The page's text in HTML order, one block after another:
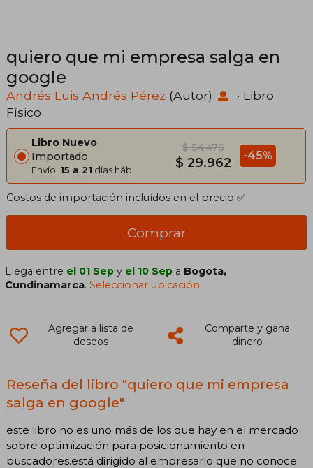
quiero que mi empresa salga en
google
Andrés Luis Andrés Pérez (Autor)
· · Libro
Físico
Libro Nuevo
Importado
Envío: 15 a 21 días háb.
$ 54.476
$ 29.962 -45%
Costos de importación incluídos en el precio ✅
Comprar
Llega entre el 01 Sep y el 10 Sep a Bogota,
Cundinamarca.Seleccionar ubicación
Agregar a lista de
deseos
Comparte y gana
dinero
Reseña del libro "quiero que mi empresa
salga en google"
este libro no es uno más de los que hay en el mercado
sobre optimización para posicionamiento en
buscadores.está dirigido al empresario que no conoce